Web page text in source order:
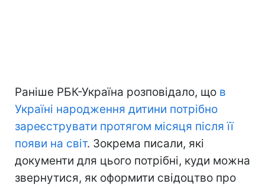
Раніше РБК-Україна розповідало, що в
Україні народження дитини потрібно
зареєструвати протягом місяця після її
появи на світ. Зокрема писали, які
документи для цього потрібні, куди можна
звернутися, як оформити свідоцтво про